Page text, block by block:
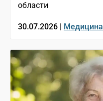
области
30.07.2026 | Медицина